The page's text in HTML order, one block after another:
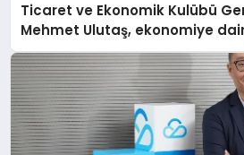
Ticaret ve Ekonomik Kulübü
Mehmet Ulutaş, ekonomiye
açıklamada şunları kaydetti: